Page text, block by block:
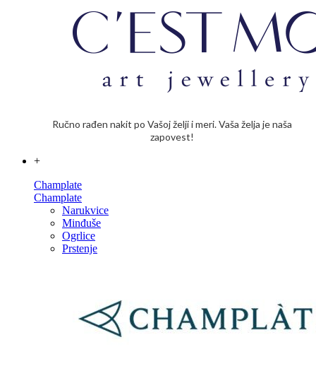
Ručno rađen nakit po Vašoj želji i meri. Vaša želja je naša
zapovest!
+
Champlate
Champlate
Narukvice
Minđuše
Ogrlice
Prstenje